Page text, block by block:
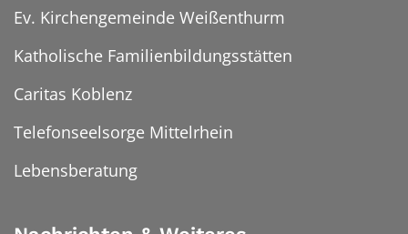
Ev. Kirchengemeinde Weißenthurm
Katholische Familienbildungsstätten
Caritas Koblenz
Telefonseelsorge Mittelrhein
Lebensberatung